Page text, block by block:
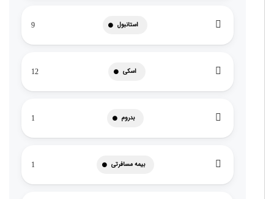
استانبول 9
اسکی 12
بدروم 1
بیمه مسافرتی 1